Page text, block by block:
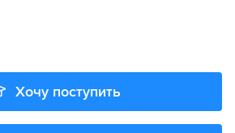
Хочу поступить